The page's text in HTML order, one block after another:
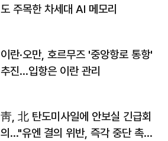
도 주목한 차세대 AI 메모리
이란·오만, 호르무즈 '중앙항로 통항'
추진…입항은 이란 관리
靑, 北 탄도미사일에 안보실 긴급회
의…"유엔 결의 위반, 즉각 중단 촉